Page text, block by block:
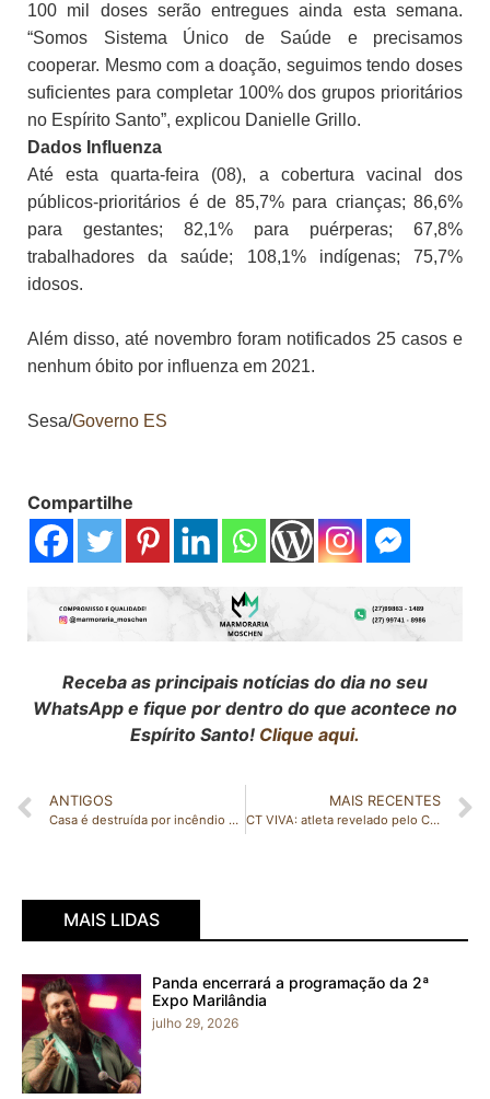
100 mil doses serão entregues ainda esta semana.
“Somos Sistema Único de Saúde e precisamos
cooperar. Mesmo com a doação, seguimos tendo doses
suficientes para completar 100% dos grupos prioritários
no Espírito Santo”, explicou Danielle Grillo.
Dados Influenza
Até esta quarta-feira (08), a cobertura vacinal dos
públicos-prioritários é de 85,7% para crianças; 86,6%
para gestantes; 82,1% para puérperas; 67,8%
trabalhadores da saúde; 108,1% indígenas; 75,7%
idosos.
Além disso, até novembro foram notificados 25 casos e
nenhum óbito por influenza em 2021.
Sesa/Governo ES
Compartilhe
Receba as principais notícias do dia no seu
WhatsApp e fique por dentro do que acontece no
Espírito Santo! Clique aqui.
ANTIGOS
Casa é destruída por incêndio em Nova Venécia; mulher precisou ser socorrida
MAIS RECENTES
CT VIVA: atleta revelado pelo CT participa de evento esportivo em São Paulo
MAIS LIDAS
Panda encerrará a programação da 2ª
Expo Marilândia
julho 29, 2026